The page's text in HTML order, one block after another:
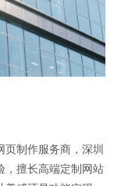
制作服务商，深圳
，擅长高端定制网站